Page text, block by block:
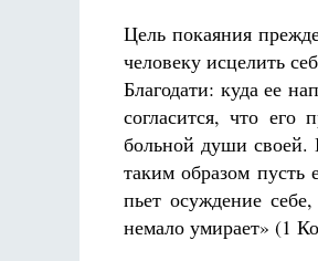
Цель покаяния
человеку исцелить
Благодати: куда ее
согласится, что его
больной души своей.
таким образом пусть
пьет осуждение
немало умирает» (1